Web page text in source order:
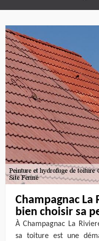
Champagnac La
bien choisir sa
À Champagnac La
sa toiture est une